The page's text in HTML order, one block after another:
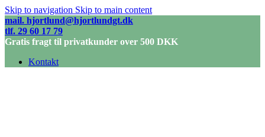
Skip to navigation Skip to main content
mail. hjortlund@hjortlundgt.dk
tlf. 29 60 17 79
Gratis fragt til privatkunder over 500 DKK
Kontakt